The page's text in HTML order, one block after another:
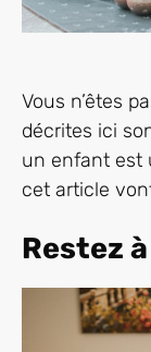
Vous n’êtes
décrites ici
un enfant est
cet article
Restez